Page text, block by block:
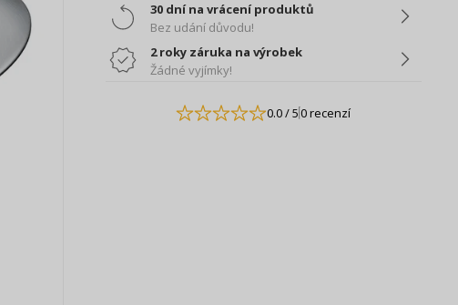
30 dní na vrácení produktů
Bez udání důvodu!
2 roky záruka na výrobek
Žádné vyjímky!
0.0/ 50 recenzí